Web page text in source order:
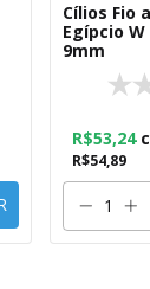
Cílios Fio
Egípcio W
9mm
R$54,89
R$53,24